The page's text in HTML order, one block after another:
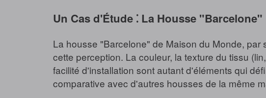
Un Cas d'Étude ⁚ La Housse "Barcelone"
La housse "Barcelone" de Maison du Monde,
cette perception. La couleur, la texture du tissu
facilité d'installation sont autant d'éléments qui
comparative avec d'autres housses de la même